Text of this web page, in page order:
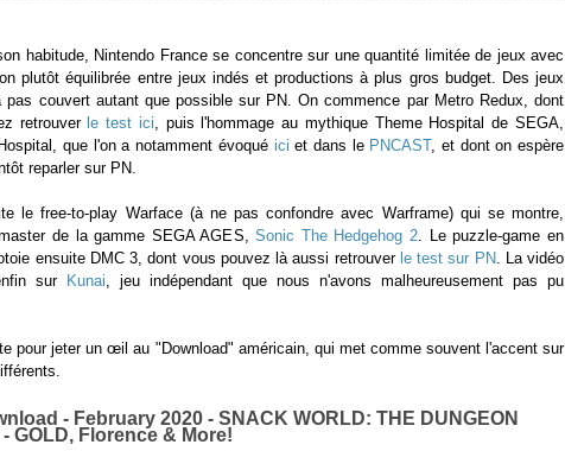
habitude, Nintendo France se concentre sur une quantité limitée de jeux avec
plutôt équilibrée entre jeux indés et productions à plus gros budget. Des jeux
pas couvert autant que possible sur PN. On commence par Metro Redux, dont
retrouverle test ici, puis l'hommage au mythique Theme Hospital de SEGA,
que l'on a notamment évoquéiciet dans le PNCAST, et dont on espère
reparler sur PN.
le free-to-play Warface (à ne pas confondre avec Warframe) qui se montre,
de la gamme SEGA AGES,Sonic The Hedgehog 2. Le puzzle-game en
ensuite DMC 3, dont vous pouvez là aussi retrouver le test sur PN. La vidéo
sur
Kunai, jeu indépendant que nous n'avons malheureusement pas pu
pour jeter un œil au "Download" américain, qui met comme souvent l'accent sur
- February 2020 - SNACK WORLD: THE DUNGEON
GOLD, Florence & More!